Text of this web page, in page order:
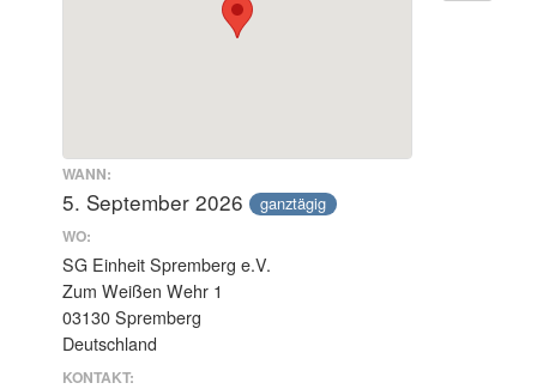
WANN:
5. September 2026 ganztägig
WO:
SG Einheit Spremberg e.V.
Zum Weißen Wehr 1
03130 Spremberg
Deutschland
KONTAKT: